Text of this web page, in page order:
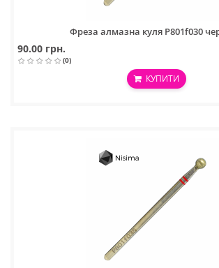
Фреза алмазна куля P801f030
90.00 грн.
(0)
КУПИТИ